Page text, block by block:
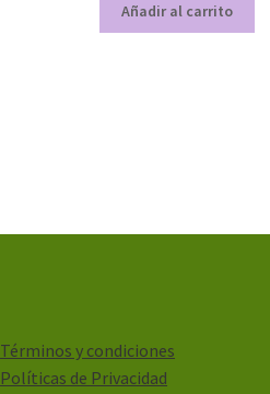
Añadir al carrito
Términos y condiciones
Políticas de Privacidad